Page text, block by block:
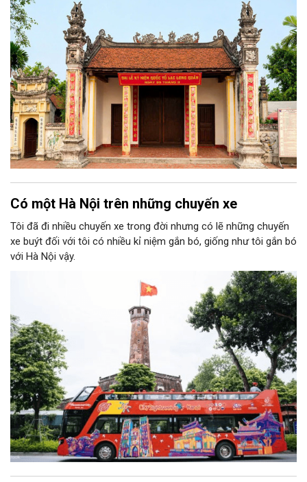
về vùng đất thờ Đức Quốc Tổ Lạc Long Quân, vị thủy tổ của
dân tộc Việt Nam.
Có một Hà Nội trên những chuyến xe
Tôi đã đi nhiều chuyến xe trong đời nhưng có lẽ những chuyến
xe buýt đối với tôi có nhiều kỉ niệm gắn bó, giống như tôi gắn bó
với Hà Nội vậy.